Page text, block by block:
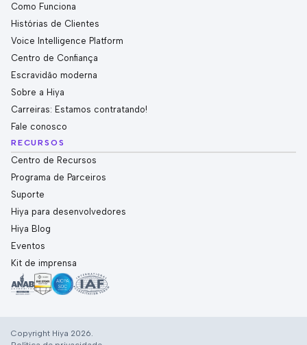
Como Funciona
Histórias de Clientes
Voice Intelligence Platform
Centro de Confiança
Escravidão moderna
Sobre a Hiya
Carreiras: Estamos contratando!
Fale conosco
RECURSOS
Centro de Recursos
Programa de Parceiros
Suporte
Hiya para desenvolvedores
Hiya Blog
Eventos
Kit de imprensa
Copyright Hiya 2026.